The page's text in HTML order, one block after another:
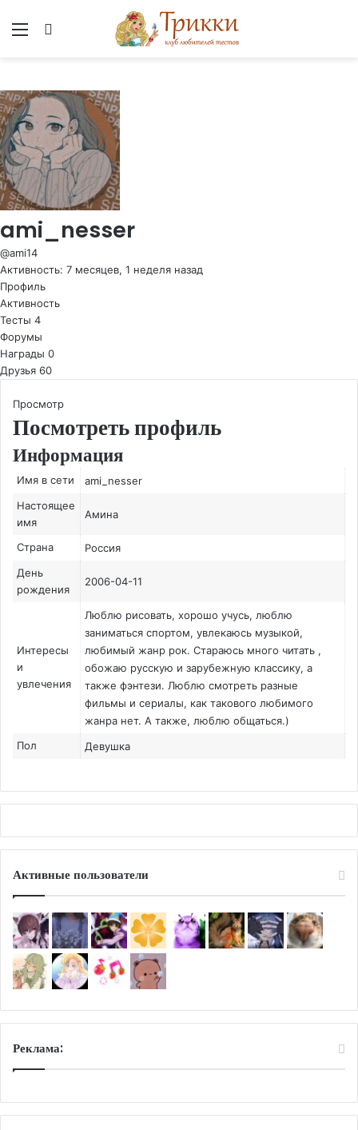
Меню
ami_nesser
@ami14
Активность: 7 месяцев, 1 неделя назад
Профиль
Активность
Тесты 4
Форумы
Награды 0
Друзья 60
Просмотр
Посмотреть профиль
Информация
Имя в сети
ami_nesser
Настоящее
имя
Амина
Страна
Россия
День
рождения
2006-04-11
Интересы
и
увлечения
Люблю рисовать, хорошо учусь, люблю
заниматься спортом, увлекаюсь музыкой,
любимый жанр рок. Стараюсь много читать ,
обожаю русскую и зарубежную классику, а
также фэнтези. Люблю смотреть разные
фильмы и сериалы, как такового любимого
жанра нет. А также, люблю общаться.)
Пол
Девушка
Активные пользователи
Реклама: